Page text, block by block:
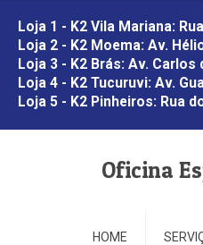
Loja 1 - K2 Vila Mariana:
Loja 2 - K2 Moema: Av.
Loja 3 - K2 Brás: Av. Carlos
Loja 4 - K2 Tucuruvi: Av.
Loja 5 - K2 Pinheiros: Rua
Oficina
HOME